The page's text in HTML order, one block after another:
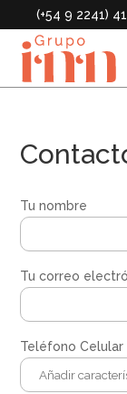
(+54 9 2241)
Tu nombre
Tu correo
Teléfono Celular